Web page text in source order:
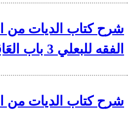
شرح كتاب الديات من
الفقه للبعلي 3 باب العَاقِلَةُ
شرح كتاب الديات من